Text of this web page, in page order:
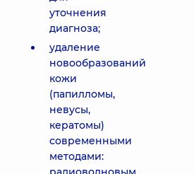
уточнения
диагноза;
удаление
новообразований
кожи
(папилломы,
невусы,
кератомы)
современными
методами: